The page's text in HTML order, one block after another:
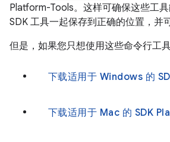
Platform-Tools。这样可确保这些工
SDK 工具一起保存到正确的位置，并
但是，如果您只想使用这些命令行工
下载适用于 Windows 的
下载适用于 Mac 的 SDK